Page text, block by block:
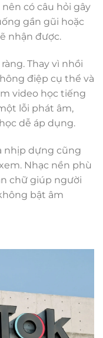
có câu hỏi gây
gần gũi hoặc
nhận được.
Thay vì nhồi
điệp cụ thể và
video học tiếng
lỗi phát âm,
dễ áp dụng.
nhịp dựng cũng
Nhạc nền phù
chữ giúp người
bật âm